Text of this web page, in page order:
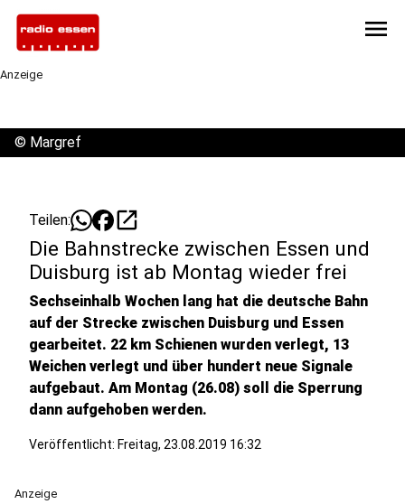
menu
Anzeige
© Margref
Teilen: open_in_new
Die Bahnstrecke zwischen Essen und
Duisburg ist ab Montag wieder frei
Sechseinhalb Wochen lang hat die deutsche Bahn
auf der Strecke zwischen Duisburg und Essen
gearbeitet. 22 km Schienen wurden verlegt, 13
Weichen verlegt und über hundert neue Signale
aufgebaut. Am Montag (26.08) soll die Sperrung
dann aufgehoben werden.
Veröffentlicht: Freitag, 23.08.2019 16:32
Anzeige